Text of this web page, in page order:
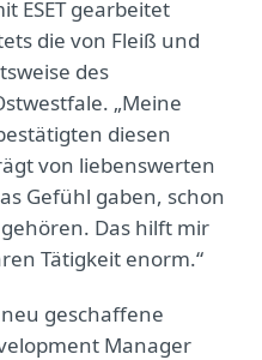
ESET gearbeitet
die von Fleiß und
des
„Meine
diesen
von liebenswerten
Gefühl gaben, schon
Das hilft mir
Tätigkeit enorm.“
geschaffene
Manager